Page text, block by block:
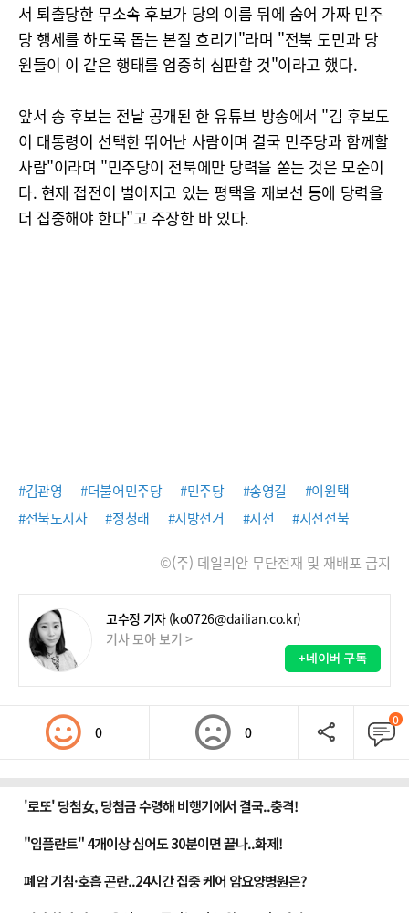
서 퇴출당한 무소속 후보가 당의 이름 뒤에 숨어 가짜 민주
당 행세를 하도록 돕는 본질 흐리기"라며 "전북 도민과 당
원들이 이 같은 행태를 엄중히 심판할 것"이라고 했다.
앞서 송 후보는 전날 공개된 한 유튜브 방송에서 "김 후보도
이 대통령이 선택한 뛰어난 사람이며 결국 민주당과 함께할
사람"이라며 "민주당이 전북에만 당력을 쏟는 것은 모순이
다. 현재 접전이 벌어지고 있는 평택을 재보선 등에 당력을
더 집중해야 한다"고 주장한 바 있다.
#김관영 #더불어민주당 #민주당 #송영길
#이원택
#전북도지사
#정청래 #지방선거 #지선 #지선전북
©(주) 데일리안 무단전재 및 재배포 금지
고수정 기자 (ko0726@dailian.co.kr)
기사 모아 보기 >
+네이버 구독
0 0
0